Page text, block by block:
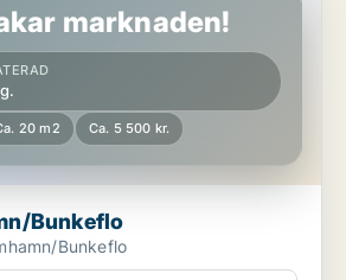
marknaden!
20 m2 Ca. 5 500 kr.
Bunkeflo
Bunkeflo